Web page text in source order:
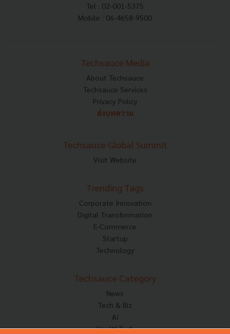
Tel : 02-001-5375
Mobile : 06-4658-9500
Techsauce Media
About Techsauce
Techsauce Services
Privacy Policy
ส่งบทความ
Techsauce Global Summit
Visit Website
Trending Tags
Corporate Innovation
Digital Transformation
E-Commerce
Startup
Technology
Techsauce Category
News
Tech & Biz
AI
HealthTech